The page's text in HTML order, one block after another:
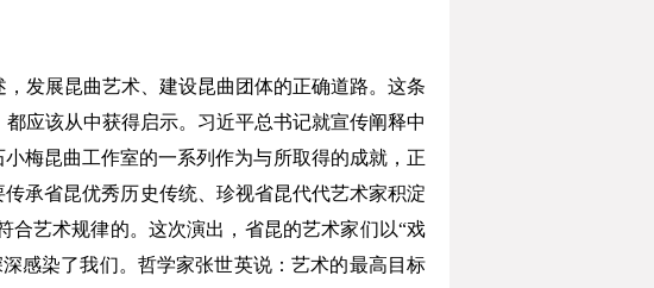
发展昆曲艺术、建设昆曲团体的正确道路。这条
应该从中获得启示。习近平总书记就宣传阐释中
梅昆曲工作室的一系列作为与所取得的成就，正
承省昆优秀历史传统、珍视省昆代代艺术家积淀
艺术规律的。这次演出，省昆的艺术家们以“戏
感染了我们。哲学家张世英说：艺术的最高目标